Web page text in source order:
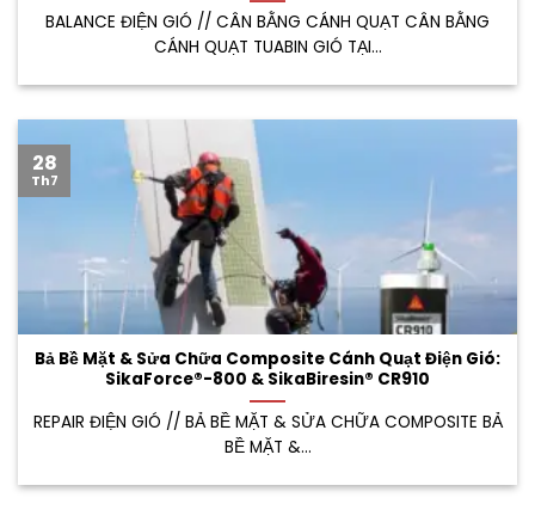
BALANCE ĐIỆN GIÓ // CÂN BẰNG CÁNH QUẠT CÂN BẰNG
CÁNH QUẠT TUABIN GIÓ TẠI...
Bả Bề Mặt & Sửa Chữa Composite Cánh Quạt Điện Gió:
SikaForce®-800 & SikaBiresin® CR910
REPAIR ĐIỆN GIÓ // BẢ BỀ MẶT & SỬA CHỮA COMPOSITE BẢ
BỀ MẶT &...
28
Th7